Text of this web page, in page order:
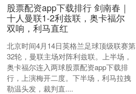
股票配资app下载排行 剑南春｜
十人曼联1-2利兹联，奥卡福尔
双响，利马直红
北京时间4月14日英格兰足球顶级联赛第
32轮，曼联主场对阵利兹联。上半场，
奥卡福尔连入两球股票配资app下载排
行，上演梅开二度。下半场，利马拉拽
勒温头发，裁判直....